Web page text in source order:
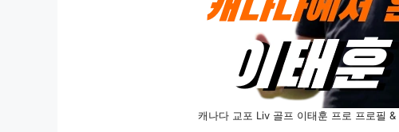
캐나다 교포 Liv 골프 이태훈 프로 프로필